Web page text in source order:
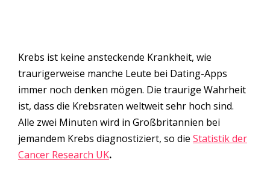
Krebs ist keine ansteckende Krankheit, wie
traurigerweise manche Leute bei Dating-Apps
immer noch denken mögen. Die traurige Wahrheit
ist, dass die Krebsraten weltweit sehr hoch sind.
Alle zwei Minuten wird in Großbritannien bei
jemandem Krebs diagnostiziert, so die Statistik der
Cancer Research UK.